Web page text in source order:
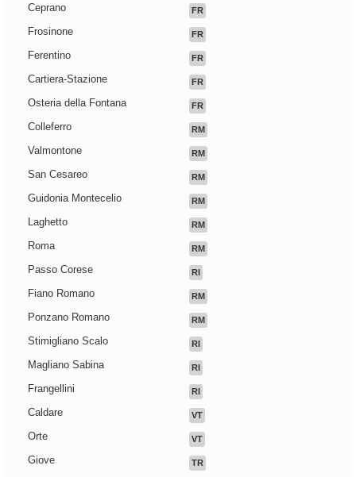
Ceprano FR
Frosinone FR
Ferentino FR
Cartiera-Stazione FR
Osteria della Fontana FR
Colleferro RM
Valmontone RM
San Cesareo RM
Guidonia Montecelio RM
Laghetto RM
Roma RM
Passo Corese RI
Fiano Romano RM
Ponzano Romano RM
Stimigliano Scalo RI
Magliano Sabina RI
Frangellini RI
Caldare VT
Orte VT
Giove TR